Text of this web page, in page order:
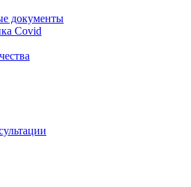
документы
Covid